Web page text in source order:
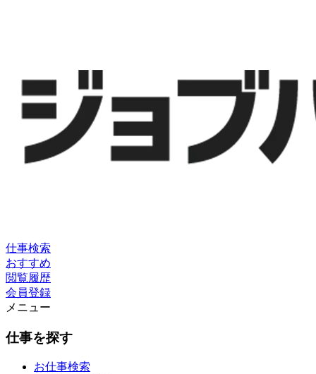
仕事検索
おすすめ
閲覧履歴
会員登録
メニュー
仕事を探す
お仕事検索